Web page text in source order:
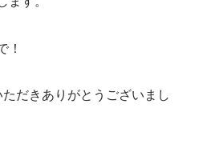
！
だきありがとうございまし